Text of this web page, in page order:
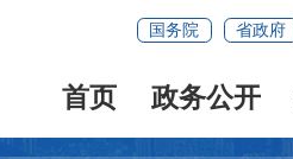
国务院 省政府
首页 政务公开